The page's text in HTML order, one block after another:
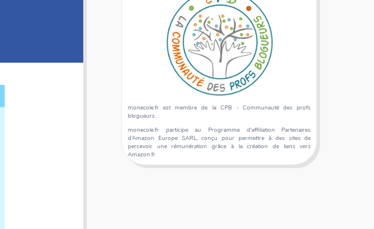
monecole.fr est membre de la CPB - Communauté des profs
blogueurs.
monecole.fr participe au Programme d'affiliation Partenaires
d’Amazon Europe SARL, conçu pour permettre à des sites de
percevoir une rémunération grâce à la création de liens vers
Amazon.fr.